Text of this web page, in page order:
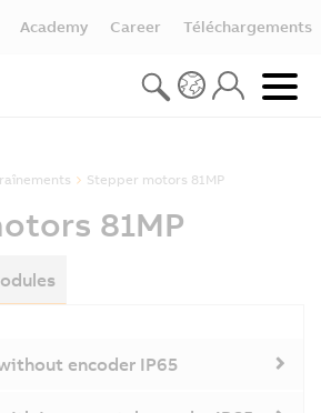
Academy Career Téléchargements
Stepper motors 81MP
81MP
encoder IP65